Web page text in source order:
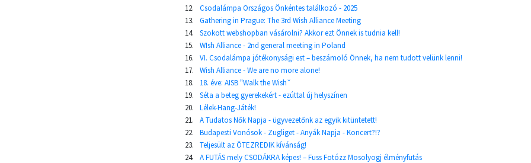
12.
Csodalámpa Országos Önkéntes találkozó - 2025
13.
Gathering in Prague: The 3rd Wish Alliance Meeting
14.
Szokott webshopban vásárolni? Akkor ezt Önnek is tudnia kell!
15.
WIsh Alliance - 2nd general meeting in Poland
16.
VI. Csodalámpa jótékonysági est – beszámoló Önnek, ha nem tudott velünk lenni!
17.
Wish Alliance - We are no more alone!
18.
18. éve: AISB "Walk the Wishˇ
19.
Séta a beteg gyerekekért - ezúttal új helyszínen
20.
Lélek-Hang-Játék!
21.
A Tudatos Nők Napja - ügyvezetőnk az egyik kitüntetett!
22.
Budapesti Vonósok - Zugliget - Anyák Napja - Koncert?!?
23.
Teljesült az ÖTEZREDIK kívánság!
24.
A FUTÁS mely CSODÁKRA képes! – Fuss Fotózz Mosolyogj élményfutás